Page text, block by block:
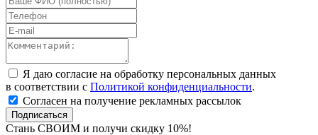
Я даю согласие на обработку персональных данных
в соответствии с Политикой конфиденциальности.
Согласен на получение рекламных рассылок
Подписаться
Стань СВОИМ и получи скидку 10%!